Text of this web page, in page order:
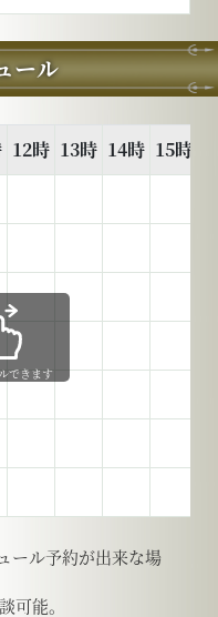
ール
12時 13時 14時 15時
できます
ール予約が出来な場
可能。